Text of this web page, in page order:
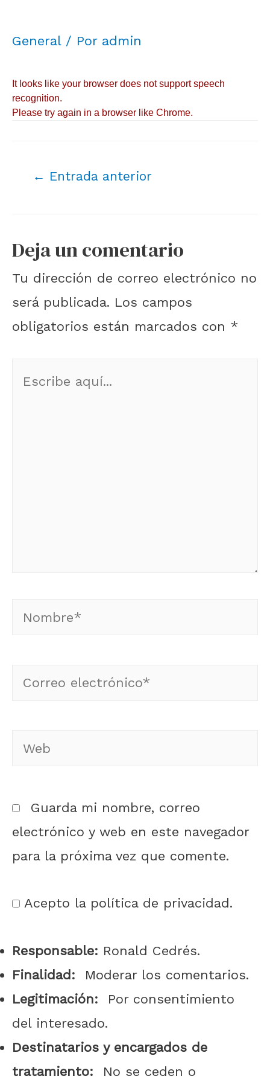
General/ Por admin
← Entrada anterior
Deja un comentario
Tu dirección de correo electrónico no
será publicada. Los campos
obligatorios están marcados con *
Guarda mi nombre, correo
electrónico y web en este navegador
para la próxima vez que comente.
Acepto la política de privacidad.
Responsable: Ronald Cedrés.
Finalidad: Moderar los comentarios.
Legitimación: Por consentimiento
del interesado.
Destinatarios y encargados de
tratamiento: No se ceden o